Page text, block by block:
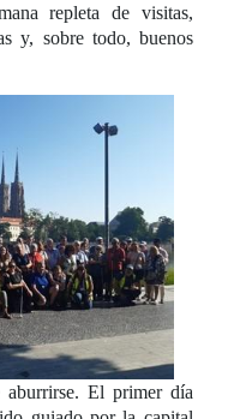
repleta de visitas,
y, sobre todo, buenos
El primer día